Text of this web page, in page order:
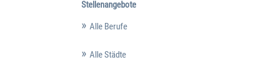
Stellenangebote
Alle Berufe
Alle Städte